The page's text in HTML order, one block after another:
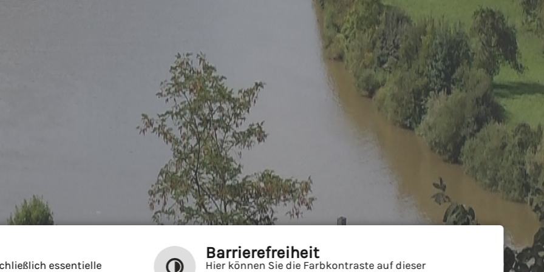
essentielle
Barrierefreiheit
Hier können Sie die Farbkontraste auf dieser